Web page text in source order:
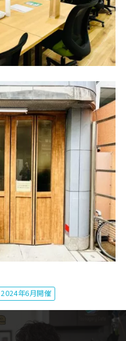
2024年6月開催